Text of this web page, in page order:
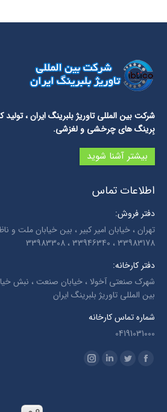
شرکت بین المللی تاوریژ بلبرینگ ایران، تولید
بِرینگ های چرخشی و لغزشی.
بیشتر آشنا شوید
اطلاعات تماس
دفتر فروش:
33983178 ، 33946340 ، 33983308
دفتر کارخانه:
شهرک صنعتی آخولا ، خیابان صنعت ، نبش
بین المللی تاوریژ بلبرینگ ایران
شماره تماس کارخانه
04191031000
Find us on:
Facebook
Twitter
Linkedin
Instagram